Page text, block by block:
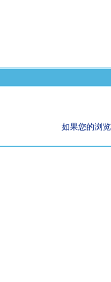
如果您的浏